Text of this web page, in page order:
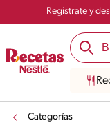
Registrate y
Categorías